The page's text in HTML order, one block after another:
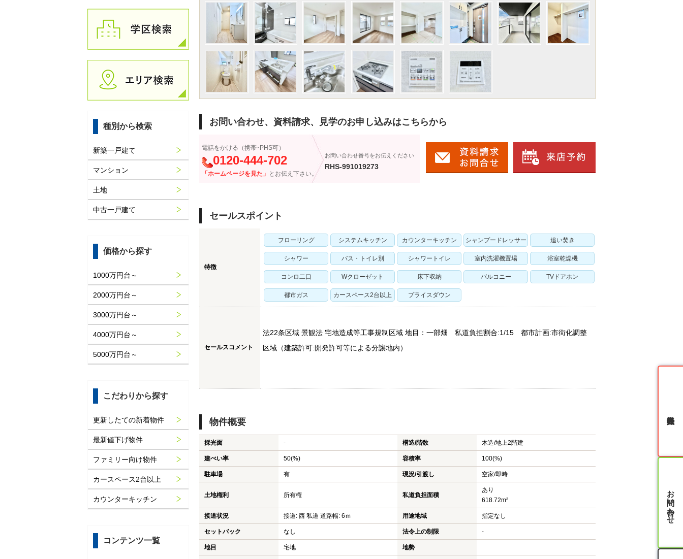
お問い合わせ、資料請求、見学のお申し込みはこちらから
電話をかける（携帯･PHS可）
0120-444-702
「ホームページを見た」 とお伝え下さい。
お問い合わせ番号をお伝えください
RHS-991019273
セールスポイント
特徴
フローリング システムキッチン カウンターキッチン シャンプードレッサー 追い焚き
シャワー バス・トイレ別 シャワートイレ 室内洗濯機置場 浴室乾燥機
コンロ二口 Wクローゼット 床下収納 バルコニー TVドアホン
都市ガス カースペース2台以上 プライスダウン
セールスコメント
法22条区域 景観法 宅地造成等工事規制区域 地目：一部畑 私道負担割合:1/15 都市計画:市街化調整
区域（建築許可:開発許可等による分譲地内）
物件概要
採光面 - 構造/階数 木造/地上2階建
建ぺい率 50(%) 容積率 100(%)
駐車場 有 現況/引渡し 空家/即時
土地権利 所有権 私道負担面積
あり
618.72m²
接道状況 接道: 西 私道 道路幅: 6ｍ 用途地域 指定なし
セットバック なし 法令上の制限 -
地目 宅地 地勢
種別から検索
新築一戸建て
マンション
土地
中古一戸建て
価格から探す
1000万円台～
2000万円台～
3000万円台～
4000万円台～
5000万円台～
こだわりから探す
更新したての新着物件
最新値下げ物件
ファミリー向け物件
カースペース2台以上
カウンターキッチン
コンテンツ一覧
お問い合わせ